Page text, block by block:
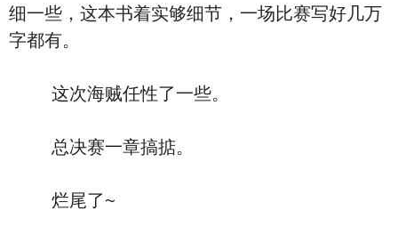
细一些，这本书着实够细节，一场比赛写好几万
字都有。
这次海贼任性了一些。
总决赛一章搞掂。
烂尾了~